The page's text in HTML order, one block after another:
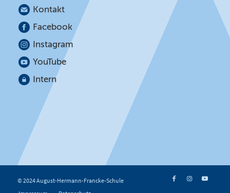
Kontakt
Facebook
Instagram
YouTube
Intern
© 2024 August-Hermann-Francke-Schule